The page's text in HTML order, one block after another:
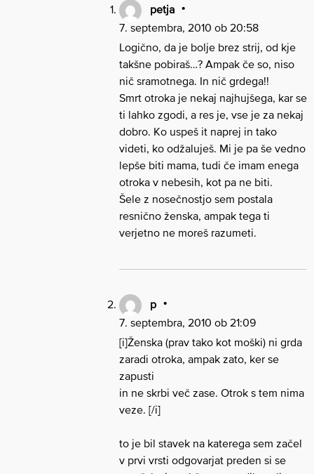
petja
7. septembra, 2010 ob 20:58
Logično, da je bolje brez strij, od kje
takšne pobiraš…? Ampak če so, niso
nič sramotnega. In nič grdega!!
Smrt otroka je nekaj najhujšega, kar se
ti lahko zgodi, a res je, vse je za nekaj
dobro. Ko uspeš it naprej in tako
videti, ko odžaluješ. Mi je pa še vedno
lepše biti mama, tudi če imam enega
otroka v nebesih, kot pa ne biti.
Šele z nosečnostjo sem postala
resnično ženska, ampak tega ti
verjetno ne moreš razumeti.
p
7. septembra, 2010 ob 21:09
[i]Ženska (prav tako kot moški) ni grda
zaradi otroka, ampak zato, ker se
zapusti
in ne skrbi več zase. Otrok s tem nima
veze. [/i]
to je bil stavek na katerega sem začel
v prvi vrsti odgovarjat preden si se